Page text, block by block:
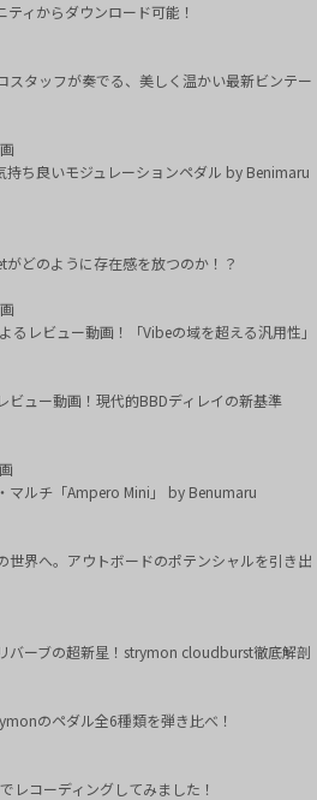
ィからダウンロード可能！
スタッフが奏でる、美しく温かい最新ビンテー
ち良いモジュレーションペダル by Benimaru
どのように存在感を放つのか！？
るレビュー動画！「Vibeの域を超える汎用性」
ビュー動画！現代的BBDディレイの新基準
マルチ「Ampero Mini」 by Benumaru
世界へ。アウトボードのポテンシャルを引き出
バーブの超新星！strymon cloudburst徹底解剖
のペダル全6種類を弾き比べ！
レコーディングしてみました！